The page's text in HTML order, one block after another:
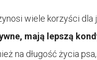
wiele korzyści dla
mają lepszą
na długość życia